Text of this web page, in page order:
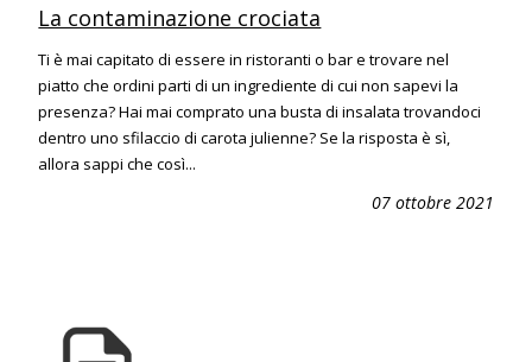
La contaminazione crociata
Ti è mai capitato di essere in ristoranti o bar e trovare nel
piatto che ordini parti di un ingrediente di cui non sapevi la
presenza? Hai mai comprato una busta di insalata trovandoci
dentro uno sfilaccio di carota julienne? Se la risposta è sì,
allora sappi che così...
07 ottobre 2021